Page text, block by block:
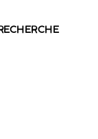
RECHERCHE